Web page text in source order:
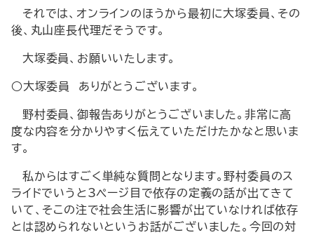
それでは、オンラインのほうから最初に大塚委員、その
後、丸山座長代理だそうです。
大塚委員、お願いいたします。
○大塚委員 ありがとうございます。
野村委員、御報告ありがとうございました。非常に高
度な内容を分かりやすく伝えていただけたかなと思いま
す。
私からはすごく単純な質問となります。野村委員のス
ライドでいうと3ページ目で依存の定義の話が出てきて
いて、そこの注で社会生活に影響が出ていなければ依存
とは認められないというお話がございました。今回の対